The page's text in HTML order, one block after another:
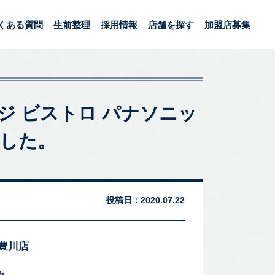
ある質問 生前整理 採用情報 店舗を探す 加盟店募集
ビストロ パナソニッ
た。
投稿日： 2020.07.22
川店